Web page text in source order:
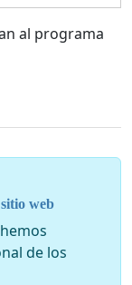
al programa
web
de los